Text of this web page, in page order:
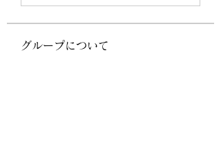
グループについて